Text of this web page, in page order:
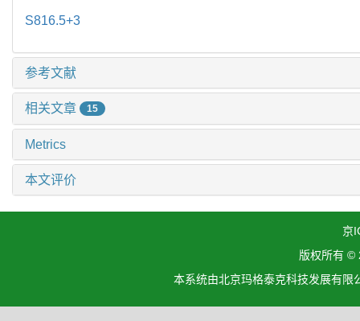
S816.5+3
参考文献
相关文章 15
Metrics
本文评价
京
版权所有 ©
本系统由北京玛格泰克科技发展有